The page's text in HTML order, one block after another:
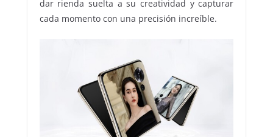
dar rienda suelta a su creatividad y capturar
cada momento con una precisión increíble.